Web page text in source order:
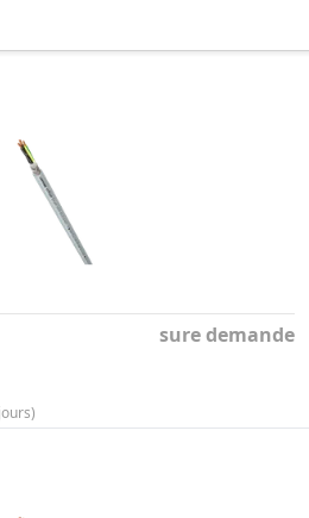
sure demande